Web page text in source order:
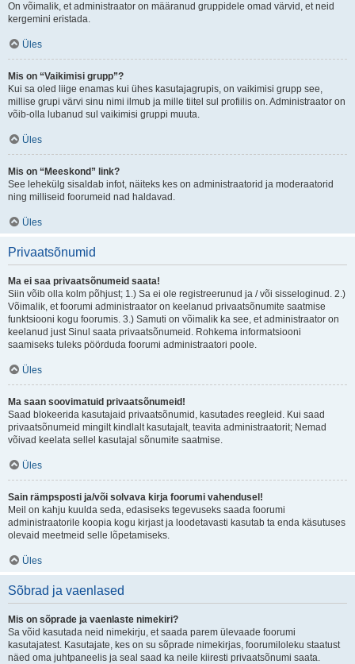
On võimalik, et administraator on määranud gruppidele omad värvid, et neid
kergemini eristada.
Üles
Mis on “Vaikimisi grupp”?
Kui sa oled liige enamas kui ühes kasutajagrupis, on vaikimisi grupp see,
millise grupi värvi sinu nimi ilmub ja mille tiitel sul profiilis on. Administraator on
võib-olla lubanud sul vaikimisi gruppi muuta.
Üles
Mis on “Meeskond” link?
See lehekülg sisaldab infot, näiteks kes on administraatorid ja moderaatorid
ning milliseid foorumeid nad haldavad.
Üles
Privaatsõnumid
Ma ei saa privaatsõnumeid saata!
Siin võib olla kolm põhjust; 1.) Sa ei ole registreerunud ja / või sisseloginud. 2.)
Võimalik, et foorumi administraator on keelanud privaatsõnumite saatmise
funktsiooni kogu foorumis. 3.) Samuti on võimalik ka see, et administraator on
keelanud just Sinul saata privaatsõnumeid. Rohkema informatsiooni
saamiseks tuleks pöörduda foorumi administraatori poole.
Üles
Ma saan soovimatuid privaatsõnumeid!
Saad blokeerida kasutajaid privaatsõnumid, kasutades reegleid. Kui saad
privaatsõnumeid mingilt kindlalt kasutajalt, teavita administraatorit; Nemad
võivad keelata sellel kasutajal sõnumite saatmise.
Üles
Sain rämpsposti ja/või solvava kirja foorumi vahendusel!
Meil on kahju kuulda seda, edasiseks tegevuseks saada foorumi
administraatorile koopia kogu kirjast ja loodetavasti kasutab ta enda käsutuses
olevaid meetmeid selle lõpetamiseks.
Üles
Sõbrad ja vaenlased
Mis on sõprade ja vaenlaste nimekiri?
Sa võid kasutada neid nimekirju, et saada parem ülevaade foorumi
kasutajatest. Kasutajate, kes on su sõprade nimekirjas, foorumiloleku staatust
näed oma juhtpaneelis ja seal saad ka neile kiiresti privaatsõnumi saata.